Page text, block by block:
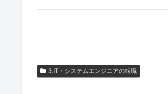
3.IT・システムエンジニアの転職